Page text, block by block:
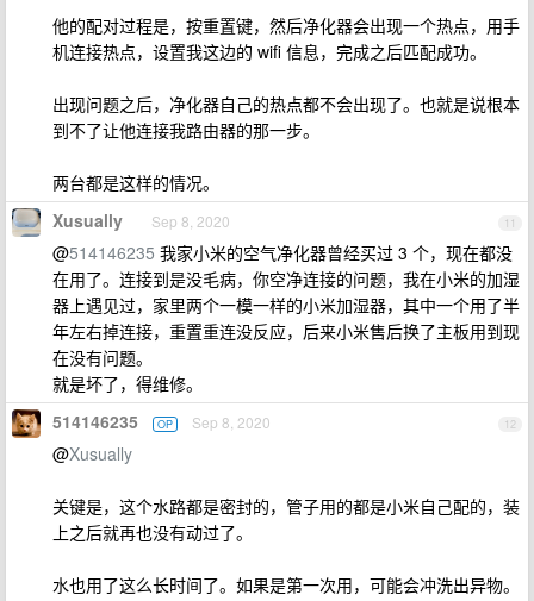
他的配对过程是，按重置键，然后净化器会出现一个热点，用手
机连接热点，设置我这边的 wifi 信息，完成之后匹配成功。
出现问题之后，净化器自己的热点都不会出现了。也就是说根本
到不了让他连接我路由器的那一步。
两台都是这样的情况。
11
Xusually Sep 8, 2020
@514146235 我家小米的空气净化器曾经买过 3 个，现在都没
在用了。连接到是没毛病，你空净连接的问题，我在小米的加湿
器上遇见过，家里两个一模一样的小米加湿器，其中一个用了半
年左右掉连接，重置重连没反应，后来小米售后换了主板用到现
在没有问题。
就是坏了，得维修。
12
514146235 OP Sep 8, 2020
@Xusually
关键是，这个水路都是密封的，管子用的都是小米自己配的，装
上之后就再也没有动过了。
水也用了这么长时间了。如果是第一次用，可能会冲洗出异物。